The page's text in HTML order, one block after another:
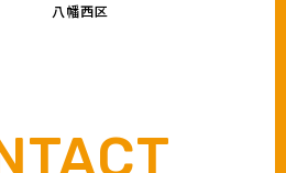
八幡西区